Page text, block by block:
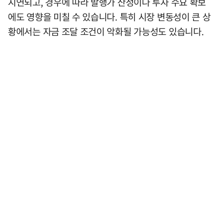
에도 영향을 미칠 수 있습니다. 특히 시장 변동성이 큰 상
황에서는 자금 조달 조건이 악화될 가능성도 있습니다.